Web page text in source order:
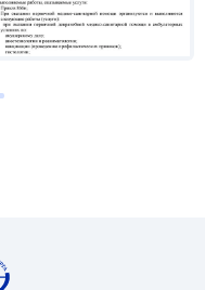
г.).
(2022 г.).
гинекология.